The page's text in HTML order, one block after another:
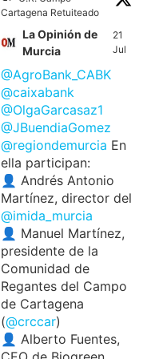
Cartagena Retuiteado
La Opinión de
Murcia
21
Jul
@AgroBank_CABK
@caixabank
@OlgaGarcasaz1
@JBuendiaGomez
@regiondemurcia En
ella participan:
👤 Andrés Antonio
Martínez, director del
@imida_murcia
👤 Manuel Martínez,
presidente de la
Comunidad de
Regantes del Campo
de Cartagena
(@crccar)
👤 Alberto Fuentes,